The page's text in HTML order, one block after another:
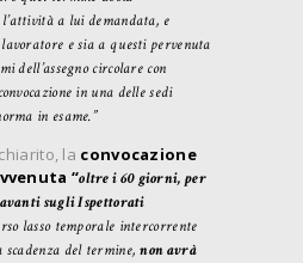
a lui demandata, e
e sia a questi pervenuta
dell’assegno circolare con
in una delle sedi
in esame.”
la convocazione
“oltre i 60 giorni, per
sugli Ispettorati
lasso temporale intercorrente
scadenza del termine,non avrà